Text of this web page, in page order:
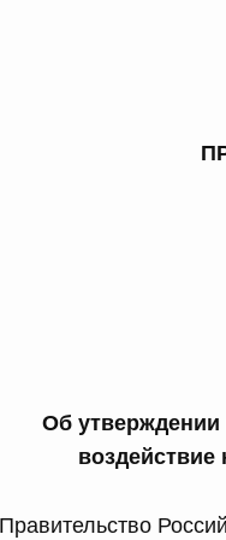
Об утверждении
Правительство
документы со
документа